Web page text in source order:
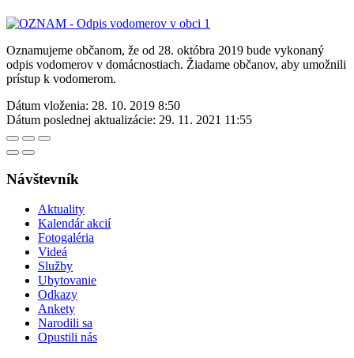
Oznamujeme občanom, že od 28. októbra 2019 bude vykonaný
odpis vodomerov v domácnostiach. Žiadame občanov, aby umožnili
prístup k vodomerom.
Dátum vloženia: 28. 10. 2019 8:50
Dátum poslednej aktualizácie: 29. 11. 2021 11:55
Návštevník
Aktuality
Kalendár akcií
Fotogaléria
Videá
Služby
Ubytovanie
Odkazy
Ankety
Narodili sa
Opustili nás